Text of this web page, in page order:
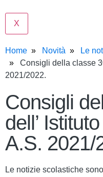
X
Home Novità
Le
Consigli della classe
2021/2022.
Consigli
dell’
A.S. 2021/
Le notizie scolastiche